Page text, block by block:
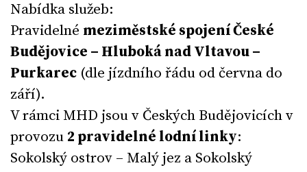
Nabídka služeb:
Pravidelné meziměstské spojení České
Budějovice – Hluboká nad Vltavou –
Purkarec (dle jízdního řádu od června do
září).
V rámci MHD jsou v Českých Budějovicích v
provozu 2 pravidelné lodní linky:
Sokolský ostrov – Malý jez a Sokolský